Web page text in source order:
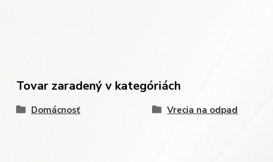
Tovar zaradený v kategóriách
Domácnosť Vrecia na odpad